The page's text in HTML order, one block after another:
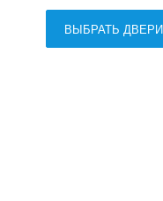
ВЫБРАТЬ ДВЕРИ